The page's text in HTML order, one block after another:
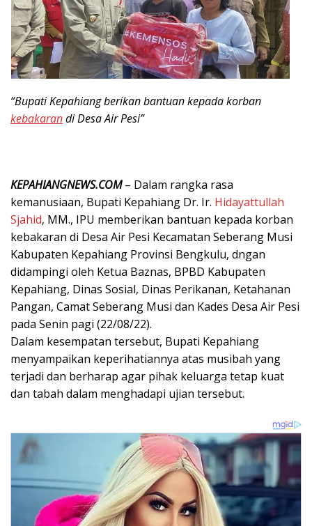
“Bupati Kepahiang berikan bantuan kepada korban
kebakarandi Desa Air Pesi”
KEPAHIANGNEWS.COM– Dalam rangka rasa
kemanusiaan, Bupati Kepahiang Dr. Ir. Hidayattullah
Sjahid, MM., IPU memberikan bantuan kepada korban
kebakaran di Desa Air Pesi Kecamatan Seberang Musi
Kabupaten Kepahiang Provinsi Bengkulu, dngan
didampingi oleh Ketua Baznas, BPBD Kabupaten
Kepahiang, Dinas Sosial, Dinas Perikanan, Ketahanan
Pangan, Camat Seberang Musi dan Kades Desa Air Pesi
pada Senin pagi (22/08/22).
Dalam kesempatan tersebut, Bupati Kepahiang
menyampaikan keperihatiannya atas musibah yang
terjadi dan berharap agar pihak keluarga tetap kuat
dan tabah dalam menghadapi ujian tersebut.